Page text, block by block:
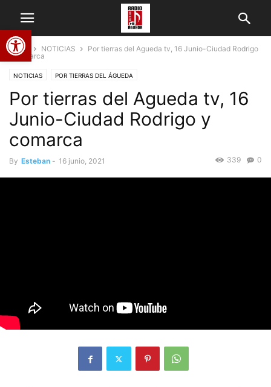
Abrir barra de herramientas
Home NOTICIAS
Por tierras del Agueda tv, 16 Junio-Ciudad Rodrigo
y comarca
NOTICIAS POR TIERRAS DEL ÁGUEDA
Por tierras del Agueda tv, 16
Junio-Ciudad Rodrigo y
comarca
By Esteban - 16 junio, 2021 0
339